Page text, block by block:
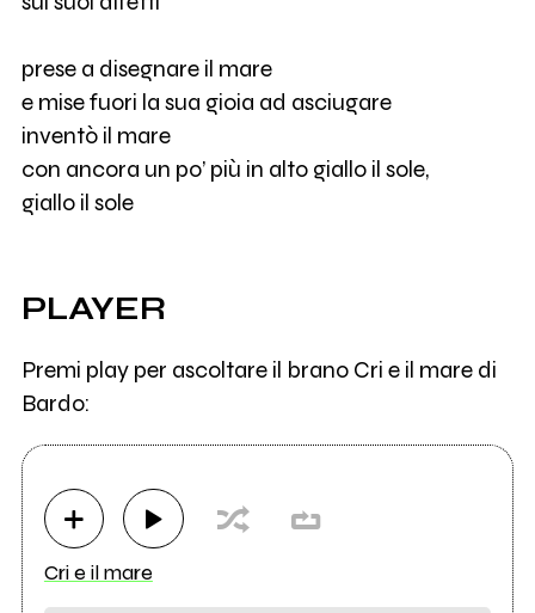
prese a disegnare il mare
e mise fuori la sua gioia ad asciugare
inventò il mare
con ancora un po’ più in alto giallo il sole,
giallo il sole
PLAYER
Premi play per ascoltare il brano Cri e il mare di
Bardo:
Cri e il mare